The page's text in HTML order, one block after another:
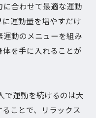
に合わせて最適な運動
運動量を増やすだけ
動のメニューを組み
を手に入れることが
で運動を続けるのは大
ことで、リラックス